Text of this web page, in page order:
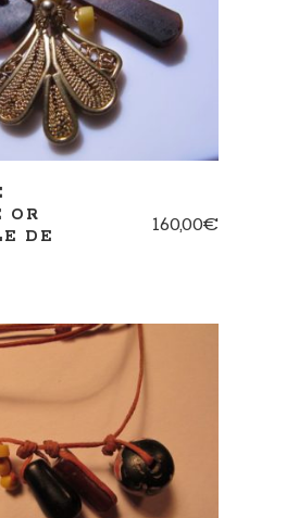
AU PANIER
OR
DE
160,00€
AU PANIER